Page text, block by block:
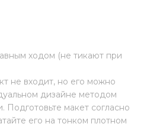
ходом (не тикают при
не входит, но его можно
дизайне методом
Подготовьте макет согласно
его на тонком плотном